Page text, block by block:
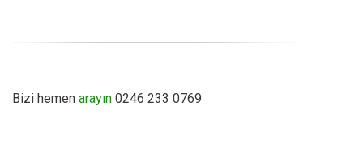
Bizi hemen arayın 0246 233 0769